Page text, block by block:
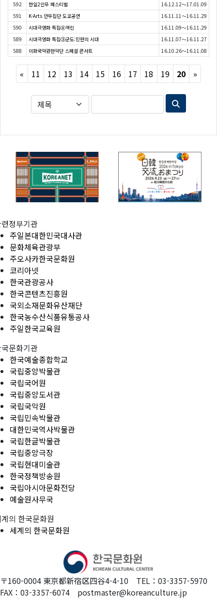
592
한일2인무 페스티벌
16.12.12～17.01.09
591
K-Arts 안무집단 도쿄공연
16.11.11～16.11.29
590
시대극영화 특집④역린
16.11.09～16.11.29
589
시대극영화 특집③군도:민란의 시대
16.11.07～16.11.27
588
이화국악관현악단 스페셜 콘서트 16.10.26～16.11.08
« Previous
11 12 13 14 15 16 17 18 19 20 »Next
정부기관
주일본대한민국대사관
문화체육관광부
주오사카한국문화원
코리아넷
한국관광공사
한국콘텐츠진흥원
국외소재문화유산재단
한국농수산식품유통공사
주일한국교육원
문화기관
한국예술종합학교
국립중앙박물관
국립국어원
국립중앙도서관
국립국악원
국립민속박물관
대한민국역사박물관
국립한글박물관
국립중앙극장
국립현대미술관
한국정책방송원
국립아시아문화전당
예술원사무국
의 한국문화원
세계의 한국문화원
〒160-0004 東京都新宿区四谷4-4-10 TEL：03-3357-5970
FAX：03-3357-6074 postmaster@koreanculture.jp